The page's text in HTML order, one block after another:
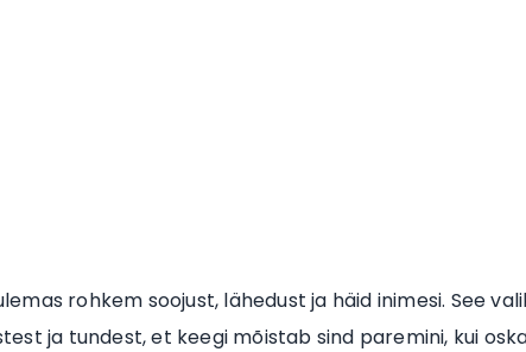
rohkem soojust, lähedust ja häid inimesi. See
ja tundest, et keegi mõistab sind paremini, kui